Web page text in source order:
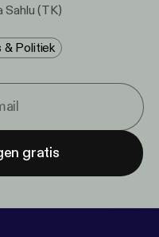
Sahlu (TK)
& Politiek
gratis